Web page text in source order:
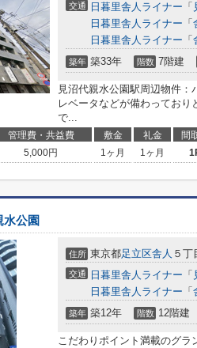
交通 日暮里舎人ライナー 「
日暮里舎人ライナー 「
日暮里舎人ライナー 「
築年 築33年 階数 7階建
見沼代親水公園駅周辺物件
レベータなどが備わってお
で...
管理費・共益費 敷金 礼金 間
5,000円 1ヶ月 1ヶ月
水公園
住所 東京都足立区舎人 ５丁
交通 日暮里舎人ライナー 「
日暮里舎人ライナー 「
築年 築12年 階数 12階建
こだわりポイント満載のグラ